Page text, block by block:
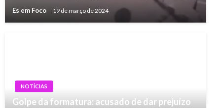
Es em Foco 19 de março de 2024
NOTÍCIAS
Golpe da formatura: acusado de dar prejuízo